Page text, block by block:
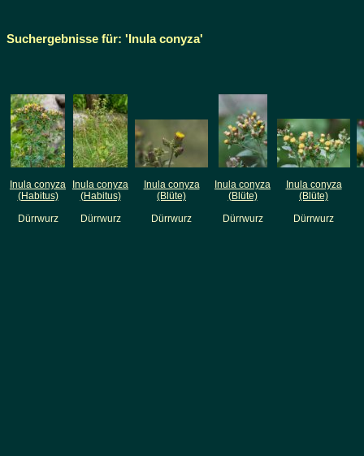
Suchergebnisse für: 'Inula conyza'
Inula conyza
(Habitus)
Dürrwurz
Inula conyza
(Habitus)
Dürrwurz
Inula conyza
(Blüte)
Dürrwurz
Inula conyza
(Blüte)
Dürrwurz
Inula conyza
(Blüte)
Dürrwurz